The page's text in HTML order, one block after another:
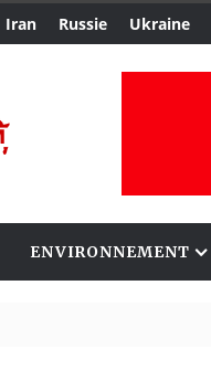
Iran Russie Ukraine
ENVIRONNEMENT